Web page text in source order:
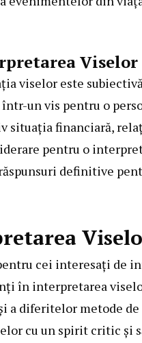
Viselor
viselor este
un vis pentru o
situația financiară,
pentru o
definitive
cei interesați de
în interpretarea
a diferitelor metode
cu un spirit critic și